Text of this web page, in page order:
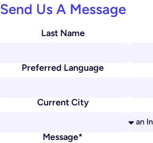
Send Us A Message
Last Name
Preferred Language
Current City
Message*